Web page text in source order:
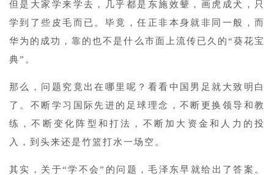
但是大家学来学去，几乎都是东施效颦，画虎成犬，只
学到了些皮毛而已。毕竟，任正非本身就非同一般，而
华为的成功，靠的也不是什么市面上流传已久的“葵花宝
典”。
那么，问题究竟出在哪里呢？看看中国男足就大致明白
了。不断学习国际先进的足球理念，不断更换领导和教
练，不断变化阵型和打法，不断加大资金和人力的投
入，到头来还是竹篮打水一场空。
其实，关于“学不会”的问题，毛泽东早就给出了答案。